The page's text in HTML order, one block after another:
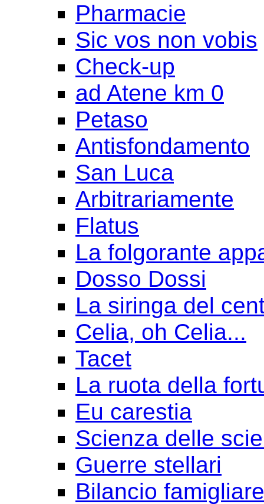
Pharmacie
Sic vos non vobis
Check-up
ad Atene km 0
Petaso
Antisfondamento
San Luca
Arbitrariamente
Flatus
La folgorante
Dosso Dossi
La siringa del
Celia, oh Celia...
Tacet
La ruota della
Eu carestia
Scienza delle
Guerre stellari
Bilancio famigliare